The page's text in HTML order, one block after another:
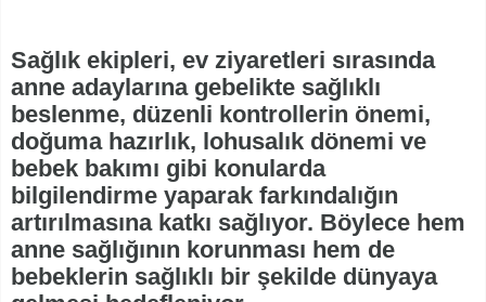
Sağlık ekipleri, ev ziyaretleri sırasında
anne adaylarına gebelikte sağlıklı
beslenme, düzenli kontrollerin önemi,
doğuma hazırlık, lohusalık dönemi ve
bebek bakımı gibi konularda
bilgilendirme yaparak farkındalığın
artırılmasına katkı sağlıyor. Böylece hem
anne sağlığının korunması hem de
bebeklerin sağlıklı bir şekilde dünyaya